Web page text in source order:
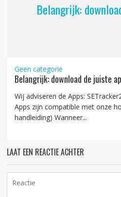
Belangrijk:
Geen categorie
Belangrijk: download de juiste
Wij adviseren de Apps:
Apps zijn compatible met onze
handleiding) Wanneer...
LAAT EEN REACTIE ACHTER